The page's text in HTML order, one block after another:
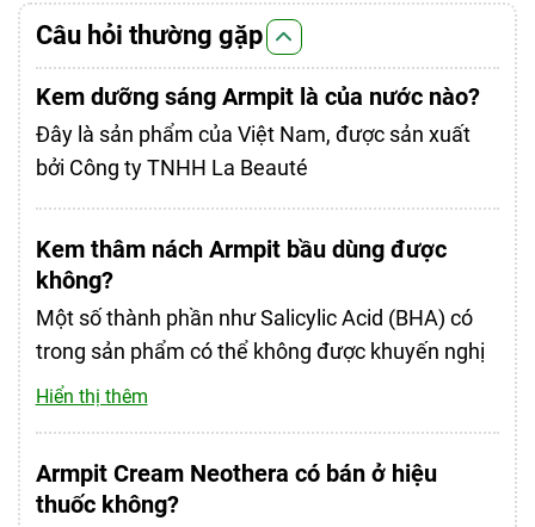
Câu hỏi thường gặp
Kem dưỡng sáng Armpit là của nước nào?
Đây là sản phẩm của Việt Nam, được sản xuất
bởi Công ty TNHH La Beauté
Kem thâm nách Armpit bầu dùng được
không?
Một số thành phần như Salicylic Acid (BHA) có
trong sản phẩm có thể không được khuyến nghị
cho phụ nữ mang thai và cho con bú. Do đó, để
trước khi sử dụng.
Hiển thị thêm
Armpit Cream Neothera có bán ở hiệu
thuốc không?